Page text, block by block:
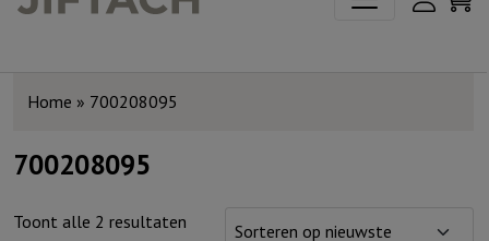
Home » 700208095
700208095
Toont alle 2 resultaten